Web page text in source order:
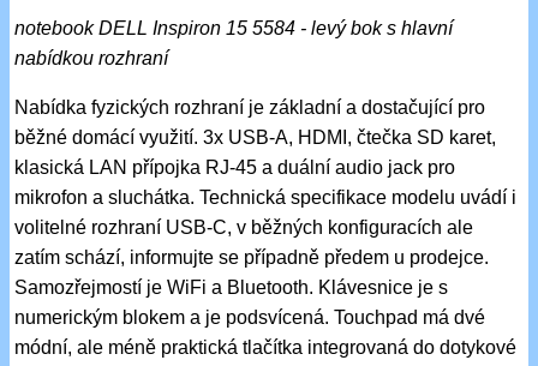
notebook DELL Inspiron 15 5584 - levý bok s hlavní
nabídkou rozhraní
Nabídka fyzických rozhraní je základní a dostačující pro
běžné domácí využití. 3x USB-A, HDMI, čtečka SD karet,
klasická LAN přípojka RJ-45 a duální audio jack pro
mikrofon a sluchátka. Technická specifikace modelu uvádí i
volitelné rozhraní USB-C, v běžných konfiguracích ale
zatím schází, informujte se případně předem u prodejce.
Samozřejmostí je WiFi a Bluetooth. Klávesnice je s
numerickým blokem a je podsvícená. Touchpad má dvé
módní, ale méně praktická tlačítka integrovaná do dotykové